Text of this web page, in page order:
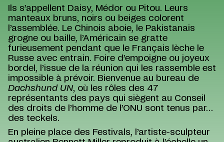
Ils s’appellent Daisy, Médor ou Pitou. Leurs
manteaux bruns, noirs ou beiges colorent
l’assemblée. Le Chinois aboie, le Pakistanais
grogne ou baille, l’Américain se gratte
furieusement pendant que le Français lèche le
Russe avec entrain. Foire d’empoigne ou joyeux
bordel, l’issue de la réunion qui les rassemble est
impossible à prévoir. Bienvenue au bureau de
Dachshund UN, où les rôles des 47
représentants des pays qui siègent au Conseil
des droits de l’homme de l’ONU sont tenus par…
des teckels.
En pleine place des Festivals, l’artiste-sculpteur